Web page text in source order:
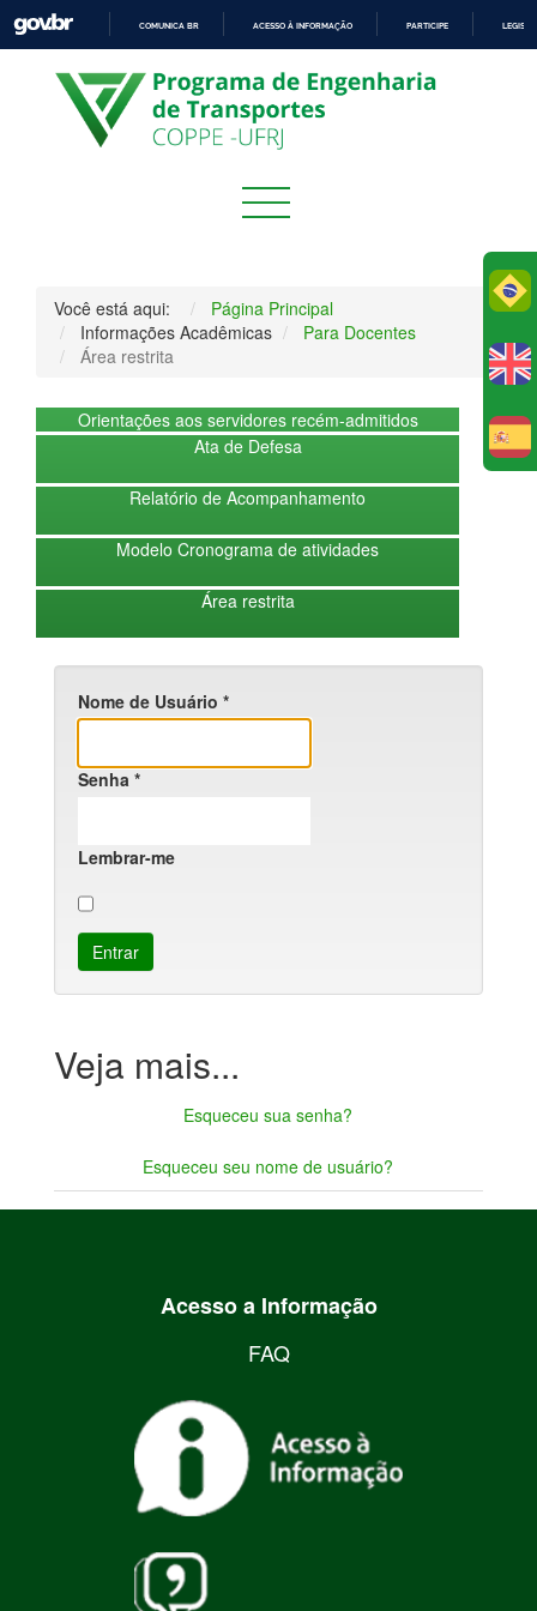
PARA
O
CONTEÚDO
COMUNICA BR ACESSO À INFORMAÇÃO PARTICIPE
Você está aqui:
Página Principal
Informações Acadêmicas
Para Docentes
Área restrita
Orientações aos servidores recém-admitidos
Ata de Defesa
Relatório de Acompanhamento
Modelo Cronograma de atividades
Área restrita
Nome de Usuário *
Senha *
Lembrar-me
Entrar
Esqueceu sua senha?
Esqueceu seu nome de usuário?
Acesso a Informação
FAQ